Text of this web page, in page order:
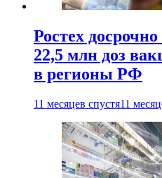
Ростех
22,5 млн доз
в регионы РФ
11 месяцев спустя11